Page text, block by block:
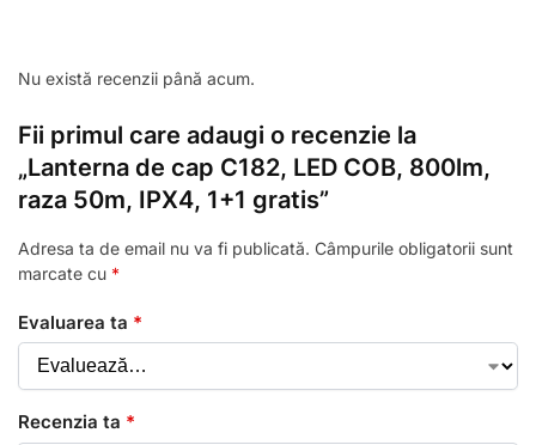
Nu există recenzii până acum.
Fii primul care adaugi o recenzie la
„Lanterna de cap C182, LED COB, 800lm,
raza 50m, IPX4, 1+1 gratis”
Adresa ta de email nu va fi publicată. Câmpurile obligatorii sunt
marcate cu *
Evaluarea ta *
Recenzia ta *